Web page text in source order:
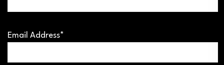
Email Address*